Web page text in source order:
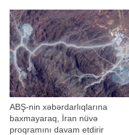
ərzində Yaponiya, İtaliya, Cənubi
Koreya, Puerto Riko və Tayva
ABŞ-nin xəbərdarlıqlarına
baxmayaraq, İran nüvə
proqramını davam etdirir